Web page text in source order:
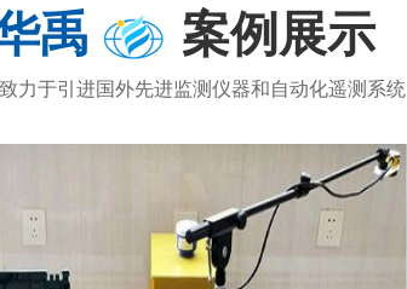
VELOFLUX 微流便携式流
186-6365-3723
禹 案例展示
力于引进国外先进监测仪器和自动化遥测系统